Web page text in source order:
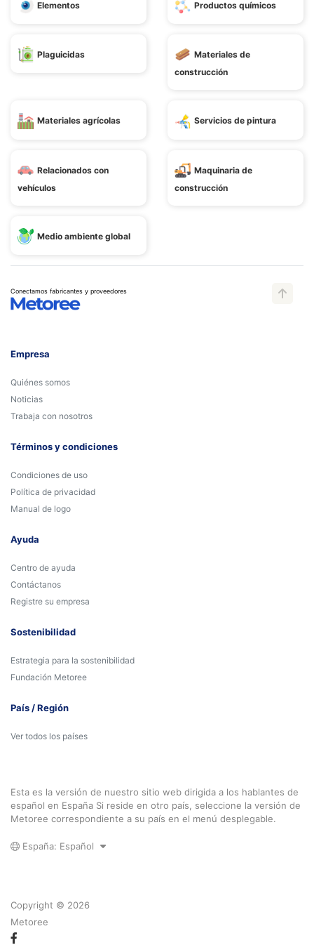
Elementos Productos químicos
Plaguicidas
Materiales de
construcción
Materiales agrícolas Servicios de pintura
Relacionados con
vehículos
Maquinaria de
construcción
Medio ambiente global
Conectamos fabricantes y proveedores
Empresa
Quiénes somos
Noticias
Trabaja con nosotros
Términos y condiciones
Condiciones de uso
Política de privacidad
Manual de logo
Ayuda
Centro de ayuda
Contáctanos
Registre su empresa
Sostenibilidad
Estrategia para la sostenibilidad
Fundación Metoree
País / Región
Ver todos los países
Esta es la versión de nuestro sitio web dirigida a los hablantes de
español en España Si reside en otro país, seleccione la versión de
Metoree correspondiente a su país en el menú desplegable.
España: Español
Copyright © 2026
Metoree